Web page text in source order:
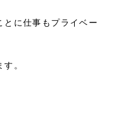
に仕事もプライベー
。